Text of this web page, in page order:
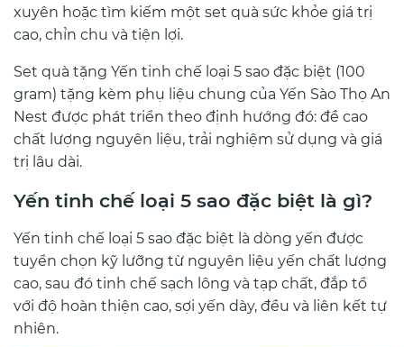
xuyên hoặc tìm kiếm một set quà sức khỏe giá trị
cao, chỉn chu và tiện lợi.
Set quà tặng Yến tinh chế loại 5 sao đặc biệt (100
gram) tặng kèm phụ liệu chung của Yến Sào Thọ An
Nest được phát triển theo định hướng đó: đề cao
chất lượng nguyên liệu, trải nghiệm sử dụng và giá
trị lâu dài.
Yến tinh chế loại 5 sao đặc biệt là gì?
Yến tinh chế loại 5 sao đặc biệt là dòng yến được
tuyển chọn kỹ lưỡng từ nguyên liệu yến chất lượng
cao, sau đó tinh chế sạch lông và tạp chất, đắp tổ
với độ hoàn thiện cao, sợi yến dày, đều và liên kết tự
nhiên.